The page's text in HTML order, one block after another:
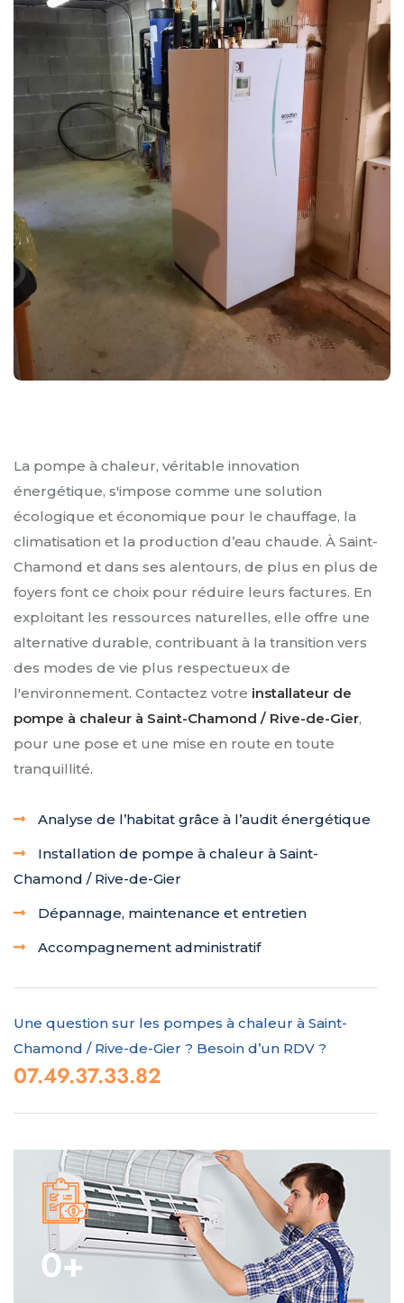
La pompe à chaleur, véritable innovation
énergétique, s'impose comme une solution
écologique et économique pour le chauffage, la
climatisation et la production d’eau chaude. À Saint-
Chamond et dans ses alentours, de plus en plus de
foyers font ce choix pour réduire leurs factures. En
exploitant les ressources naturelles, elle offre une
alternative durable, contribuant à la transition vers
des modes de vie plus respectueux de
l'environnement. Contactez votre installateur de
pompe à chaleur à Saint-Chamond / Rive-de-Gier,
pour une pose et une mise en route en toute
tranquillité.
Analyse de l’habitat grâce à l’audit énergétique
Installation de pompe à chaleur à Saint-
Chamond / Rive-de-Gier
Dépannage, maintenance et entretien
Accompagnement administratif
Une question sur les pompes à chaleur à Saint-
Chamond / Rive-de-Gier ? Besoin d’un RDV ?
07.49.37.33.82
0+